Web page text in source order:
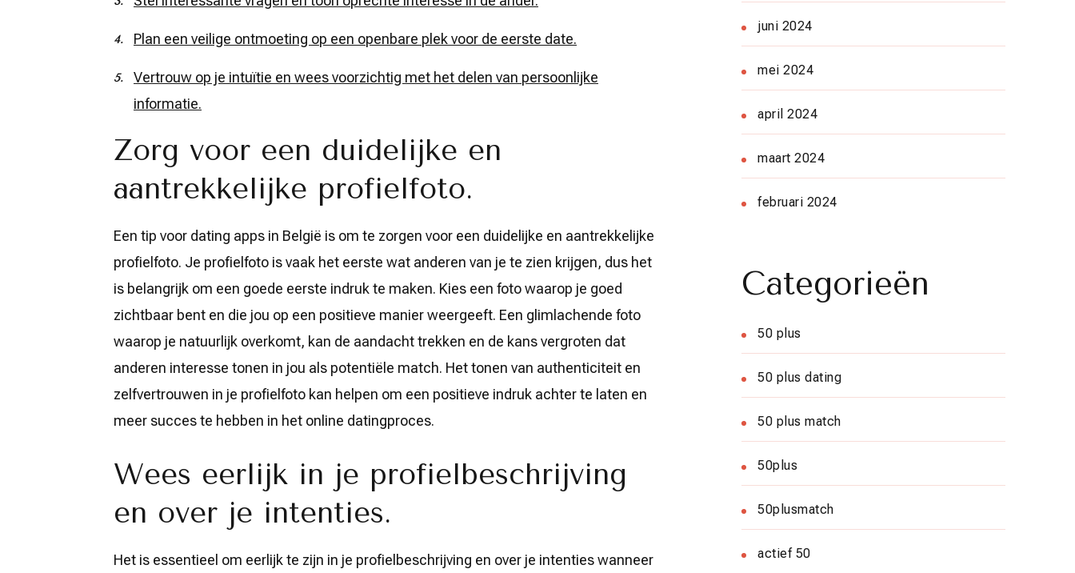
Plan een veilige ontmoeting op een openbare plek voor de eerste date.
Vertrouw op je intuïtie en wees voorzichtig met het delen van persoonlijke
informatie.
Zorg voor een duidelijke en
aantrekkelijke profielfoto.
Een tip voor dating apps in België is om te zorgen voor een duidelijke en aantrekkelijke
profielfoto. Je profielfoto is vaak het eerste wat anderen van je te zien krijgen, dus het
is belangrijk om een goede eerste indruk te maken. Kies een foto waarop je goed
zichtbaar bent en die jou op een positieve manier weergeeft. Een glimlachende foto
waarop je natuurlijk overkomt, kan de aandacht trekken en de kans vergroten dat
anderen interesse tonen in jou als potentiële match. Het tonen van authenticiteit en
zelfvertrouwen in je profielfoto kan helpen om een positieve indruk achter te laten en
meer succes te hebben in het online datingproces.
Wees eerlijk in je profielbeschrijving
en over je intenties.
Het is essentieel om eerlijk te zijn in je profielbeschrijving en over je intenties wanneer
juni 2024
mei 2024
april 2024
maart 2024
februari 2024
Categorieën
50 plus
50 plus dating
50 plus match
50plus
50plusmatch
actief 50